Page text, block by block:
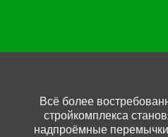
Всё более
стройкомплекса
надпроёмные перемычки